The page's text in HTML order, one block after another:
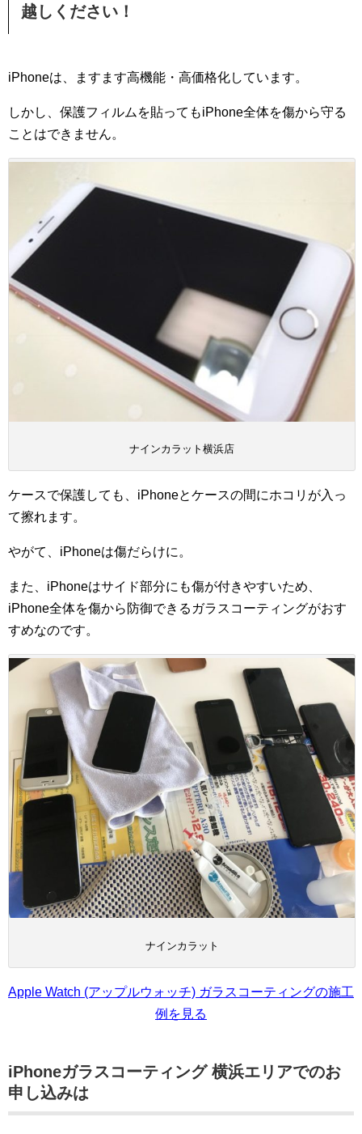
越しください！
iPhoneは、ますます高機能・高価格化しています。
しかし、保護フィルムを貼ってもiPhone全体を傷から守る
ことはできません。
ナインカラット横浜店
ケースで保護しても、iPhoneとケースの間にホコリが入っ
て擦れます。
やがて、iPhoneは傷だらけに。
また、iPhoneはサイド部分にも傷が付きやすいため、
iPhone全体を傷から防御できるガラスコーティングがおす
すめなのです。
ナインカラット
Apple Watch (アップルウォッチ) ガラスコーティングの施工
例を見る
iPhoneガラスコーティング 横浜エリアでのお
申し込みは